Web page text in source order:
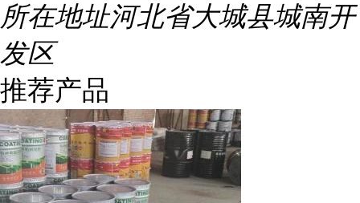
所在地址河北省大城县城南开
发区
推荐产品